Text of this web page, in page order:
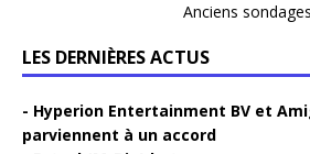
Anciens sondages
LES DERNIÈRES ACTUS
Hyperion Entertainment BV et
parviennent à un accord